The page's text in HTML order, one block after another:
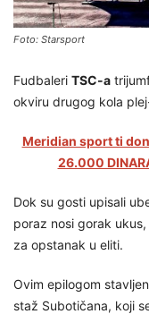
Foto: Starsport
Fudbaleri TSC-a
okviru drugog kola
Meridian sport ti
26.000
Dok su gosti upisali
poraz nosi gorak
za opstanak u eliti.
Ovim epilogom
staž Subotičana, koji